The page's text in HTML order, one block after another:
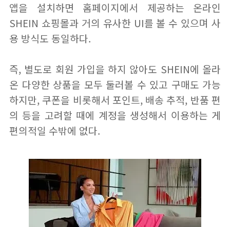
앱을 설치하면 홈페이지에서 제공하는 온라인
SHEIN 쇼핑몰과 거의 유사한 UI를 볼 수 있으며 사
용 방식도 동일하다.
즉, 별도로 회원 가입을 하지 않아도 SHEIN에 올라
온 다양한 상품을 모두 둘러볼 수 있고 구매도 가능
하지만, 쿠폰을 비롯해서 포인트, 배송 추적, 반품 편
의 등을 고려할 때에 계정을 생성해서 이용하는 게
편의적일 수밖에 없다.